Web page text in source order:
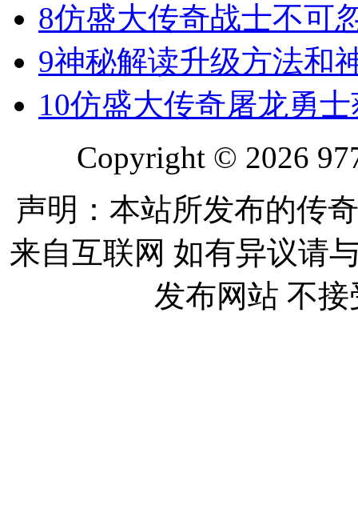
8仿盛大传奇战士不可
9神秘解读升级方法和
10仿盛大传奇屠龙勇
Copyright © 2026
声明：本站所发布的传
来自互联网 如有异议请
发布网站 不